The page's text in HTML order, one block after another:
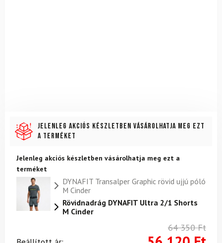
Jelenleg akciós készletben vásárolhatja meg ezt
a terméket
Jelenleg akciós készletben vásárolhatja meg ezt a
terméket
DYNAFIT Transalper Graphic rövid ujjú póló
M Cinder
Rövidnadrág DYNAFIT Ultra 2/1 Shorts
M Cinder
64 350Ft